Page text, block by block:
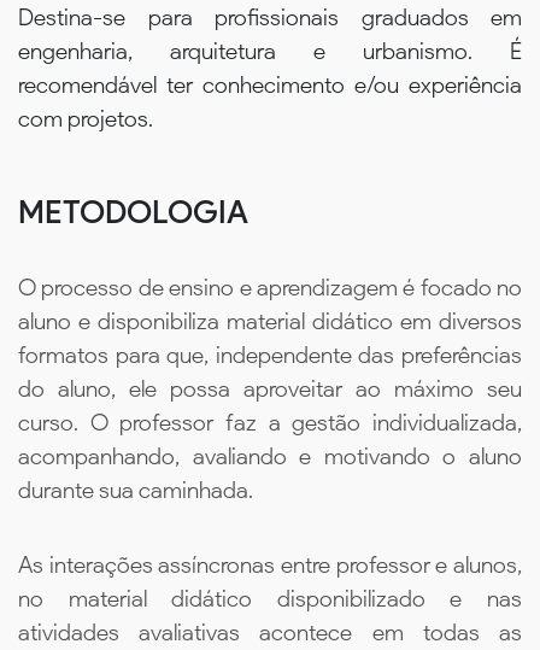
Destina-se para profissionais graduados em
engenharia, arquitetura e urbanismo. É
recomendável ter conhecimento e/ou experiência
com projetos.
METODOLOGIA
O processo de ensino e aprendizagem é focado no
aluno e disponibiliza material didático em diversos
formatos para que, independente das preferências
do aluno, ele possa aproveitar ao máximo seu
curso. O professor faz a gestão individualizada,
acompanhando, avaliando e motivando o aluno
durante sua caminhada.
As interações assíncronas entre professor e alunos,
no material didático disponibilizado e nas
atividades avaliativas acontece em todas as